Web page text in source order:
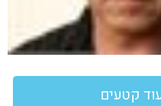
קטעים